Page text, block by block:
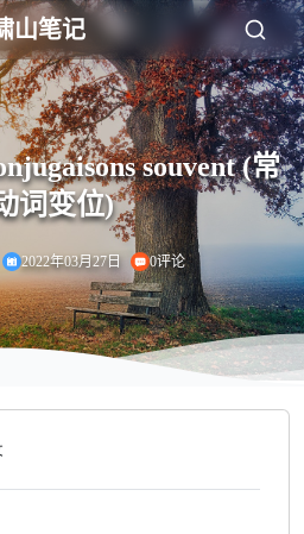
山笔记
souvent (常
词变位)
2022年03月27日 0评论